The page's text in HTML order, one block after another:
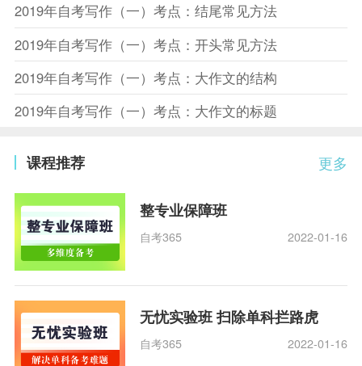
2019年自考写作（一）考点：结尾常见方法
2019年自考写作（一）考点：开头常见方法
2019年自考写作（一）考点：大作文的结构
2019年自考写作（一）考点：大作文的标题
更多
课程推荐
整专业保障班
自考365 2022-01-16
无忧实验班 扫除单科拦路虎
自考365 2022-01-16